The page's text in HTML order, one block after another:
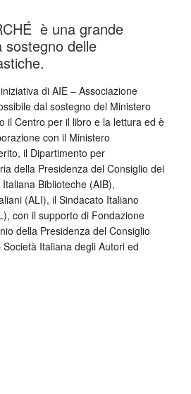
è una grande
sostegno delle
di AIE – Associazione
dal sostegno del Ministero
il Centro per il libro e la lettura ed è
con il Ministero
il Dipartimento per
della Presidenza del Consiglio dei
Italiana Biblioteche (AIB),
(ALI), il Sindacato Italiano
con il supporto di Fondazione
della Presidenza del Consiglio
Italiana degli Autori ed